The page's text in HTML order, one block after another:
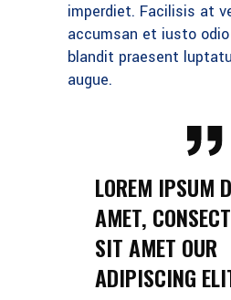
imperdiet. Facilisis at
accumsan et iusto
blandit praesent
augue.
LOREM IPSUM
AMET,
SIT AMET OUR
ADIPISCING